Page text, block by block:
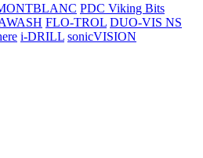
PDC Viking Bits
FLO-TROL DUO-VIS NS
i-DRILL sonicVISION